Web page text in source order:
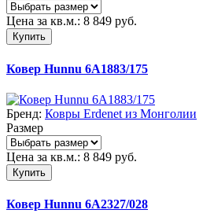
Цена за кв.м.: 8 849 руб.
Купить
Ковер Hunnu 6A1883/175
Бренд: Ковры Erdenet из Монголии
Размер
Цена за кв.м.: 8 849 руб.
Купить
Ковер Hunnu 6A2327/028